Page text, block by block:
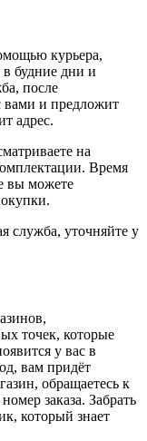
курьера,
в будние дни и
после
вами и предложит
адрес.
на
Время
вы можете
служба, уточняйте у
точек, которые
у вас в
вам придёт
обращаетесь к
заказа. Забрать
который знает